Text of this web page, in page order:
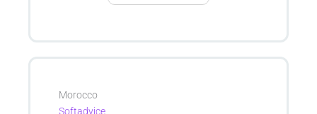
Morocco
Softadvice